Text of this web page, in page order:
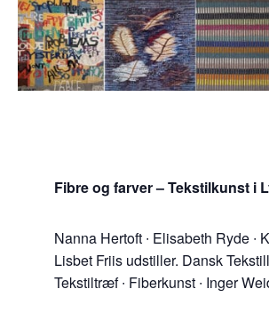
Fibre og farver – Tekstilkunst i
Nanna Hertoft ∙ Elisabeth Ryde ∙
Lisbet Friis udstiller. Dansk
Tekstiltræf ∙ Fiberkunst ∙ Inger